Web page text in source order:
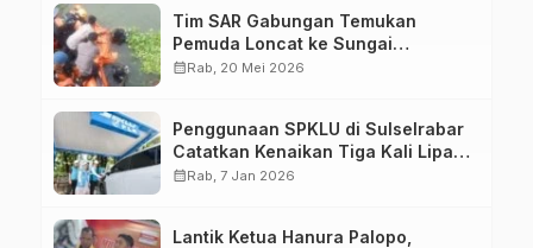
Tim SAR Gabungan Temukan
Pemuda Loncat ke Sungai
Pampang Makassar
calendar_monthRab, 20 Mei 2026
Penggunaan SPKLU di Sulselrabar
Catatkan Kenaikan Tiga Kali Lipat
di Tahun 2025
calendar_monthRab, 7 Jan 2026
Lantik Ketua Hanura Palopo,